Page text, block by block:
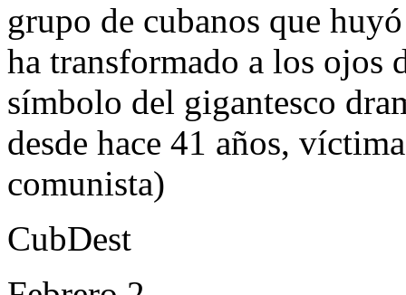
grupo de cubanos que
ha transformado a los ojos
símbolo del gigantesco
desde hace 41 años,
comunista)
CubDest